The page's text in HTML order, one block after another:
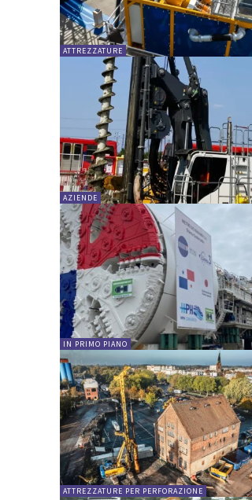
ATTREZZATURE
AZIENDE
IN PRIMO PIANO
ATTREZZATURE PER PERFORAZIONE